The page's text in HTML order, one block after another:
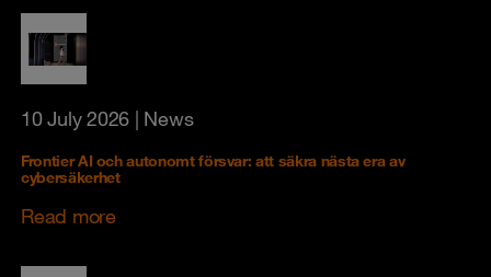
10 July 2026 | News
Frontier AI och autonomt försvar: att säkra nästa era av
cybersäkerhet
Read more